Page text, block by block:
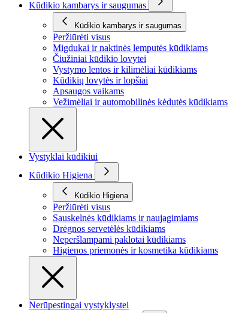
Kūdikio kambarys ir saugumas
Kūdikio kambarys ir saugumas
Peržiūrėti visus
Migdukai ir naktinės lemputės kūdikiams
Čiužiniai kūdikio lovytei
Vystymo lentos ir kilimėliai kūdikiams
Kūdikių lovytės ir lopšiai
Apsaugos vaikams
Vežimėliai ir automobilinės kėdutės kūdikiams
Vystyklai kūdikiui
Kūdikio Higiena
Kūdikio Higiena
Peržiūrėti visus
Sauskelnės kūdikiams ir naujagimiams
Drėgnos servetėlės kūdikiams
Neperšlampami paklotai kūdikiams
Higienos priemonės ir kosmetika kūdikiams
Nerūpestingai vystyklystei